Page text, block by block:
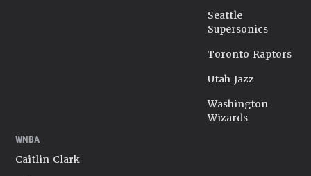
Seattle
Supersonics
Toronto Raptors
Utah Jazz
Washington
Wizards
WNBA
Caitlin Clark